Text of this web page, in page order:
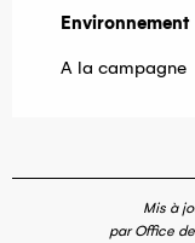
Environnement
Environnement
A la campagne
Mis à
par Office